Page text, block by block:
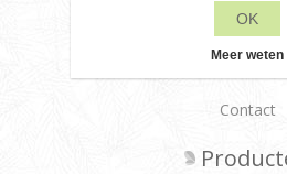
Contact
OK
Meer weten